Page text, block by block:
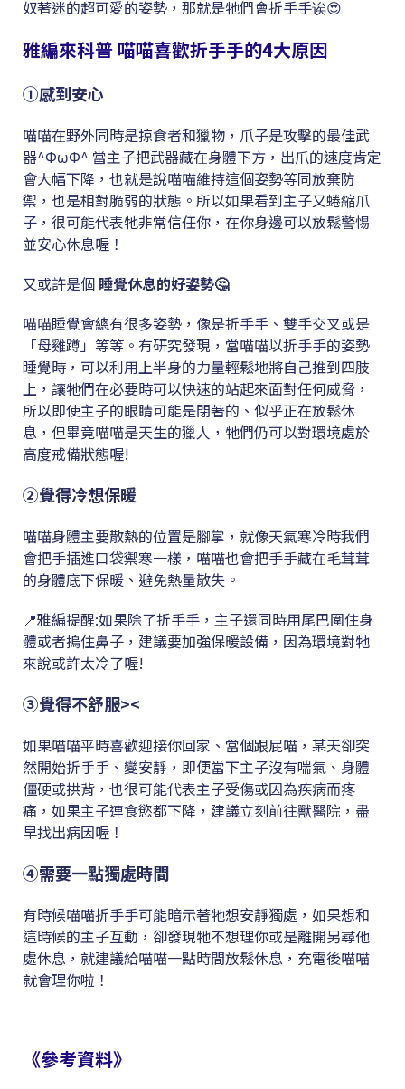
奴著迷的超可愛的姿勢，那就是牠們會折手手诶😍
雅編來科普 喵喵喜歡折手手的4大原因
①感到安心
喵喵在野外同時是掠食者和獵物，爪子是攻擊的最佳武
器^ΦωΦ^ 當主子把武器藏在身體下方，出爪的速度肯定
會大幅下降，也就是說喵喵維持這個姿勢等同放棄防
禦，也是相對脆弱的狀態。所以如果看到主子又蜷縮爪
子，很可能代表牠非常信任你，在你身邊可以放鬆警惕
並安心休息喔！
又或許是個 睡覺休息的好姿勢🤔
喵喵睡覺會總有很多姿勢，像是折手手、雙手交叉或是
「母雞蹲」等等。有研究發現，當喵喵以折手手的姿勢
睡覺時，可以利用上半身的力量輕鬆地將自己推到四肢
上，讓牠們在必要時可以快速的站起來面對任何威脅，
所以即使主子的眼睛可能是閉著的、似乎正在放鬆休
息，但畢竟喵喵是天生的獵人，牠們仍可以對環境處於
高度戒備狀態喔!
②覺得冷想保暖
喵喵身體主要散熱的位置是腳掌，就像天氣寒冷時我們
會把手插進口袋禦寒一樣，喵喵也會把手手藏在毛茸茸
的身體底下保暖、避免熱量散失。
📍雅編提醒:如果除了折手手，主子還同時用尾巴圍住身
體或者摀住鼻子，建議要加強保暖設備，因為環境對牠
來說或許太冷了喔!
③覺得不舒服><
如果喵喵平時喜歡迎接你回家、當個跟屁喵，某天卻突
然開始折手手、變安靜，即便當下主子沒有喘氣、身體
僵硬或拱背，也很可能代表主子受傷或因為疾病而疼
痛，如果主子連食慾都下降，建議立刻前往獸醫院，盡
早找出病因喔！
④需要一點獨處時間
有時候喵喵折手手可能暗示著牠想安靜獨處，如果想和
這時候的主子互動，卻發現牠不想理你或是離開另尋他
處休息，就建議給喵喵一點時間放鬆休息，充電後喵喵
就會理你啦！
《參考資料》